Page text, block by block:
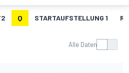
Q STARTAUFSTELLUNG 1
Alle Daten